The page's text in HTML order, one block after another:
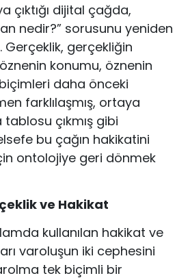
çıktığı dijital çağda,
nedir?” so­rusunu yeniden
Gerçeklik, gerçekliğin
konumu, öznenin
daha önceki
farklılaşmış, ortaya
çıkmış gibi
bu çağın hakikatini
onto­lojiye geri dönmek
ve Hakikat
kullanılan hakikat ve
varo­luşun iki cephesini
tek biçimli bir